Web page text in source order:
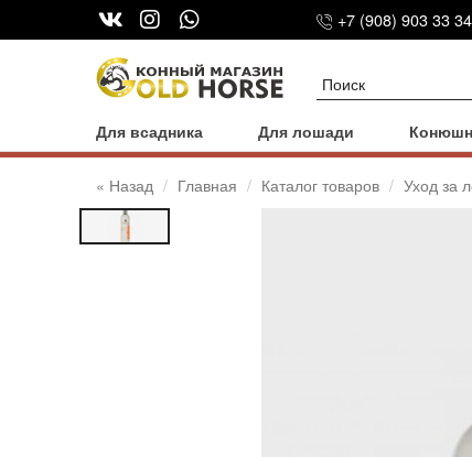
+7 (908) 903 33 34
Для всадника Для лошади
« Назад Главная Каталог товаров Уход за